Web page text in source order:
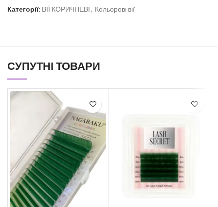
Категорії: ВІЇ КОРИЧНЕВІ , Кольорові вії
СУПУТНІ ТОВАРИ